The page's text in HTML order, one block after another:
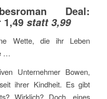
Deal:
1,49 statt 3,99
Wette, die ihr Leben
…
Unternehmer Bowen,
ihrer Kindheit. Es gibt